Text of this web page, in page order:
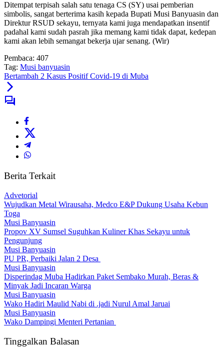
Ditempat terpisah salah satu tenaga CS (SY) usai pemberian
simbolis, sangat berterima kasih kepada Bupati Musi Banyuasin dan
Direktur RSUD sekayu, ternyata kami juga mendapatkan insentif
padahal kami sudah pasrah jika memang kami tidak dapat, kedepan
kami akan lebih semangat bekerja ujar senang. (Wir)
Pembaca: 407
Tag: Musi banyuasin
Bertambah 2 Kasus Positif Covid-19 di Muba
Berita Terkait
Advetorial
Wujudkan Metal Wirausaha, Medco E&P Dukung Usaha Kebun
Toga
Musi Banyuasin
Propov XV Sumsel Suguhkan Kuliner Khas Sekayu untuk
Pengunjung
Musi Banyuasin
PU PR, Perbaiki Jalan 2 Desa
Musi Banyuasin
Disperindag Muba Hadirkan Paket Sembako Murah, Beras &
Minyak Jadi Incaran Warga
Musi Banyuasin
Wako Hadiri Maulid Nabi di .jadi Nurul Amal Jaruai
Musi Banyuasin
Wako Dampingi Menteri Pertanian
Tinggalkan Balasan